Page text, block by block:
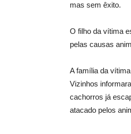
mas sem êxito.
O filho da vítima
pelas causas
A família da
Vizinhos
cachorros já
atacado pelos